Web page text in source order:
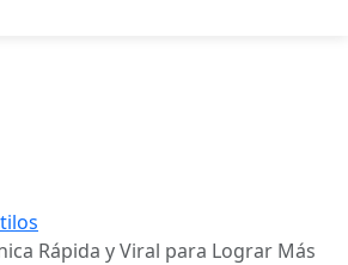
Rápida y Viral para Lograr Más